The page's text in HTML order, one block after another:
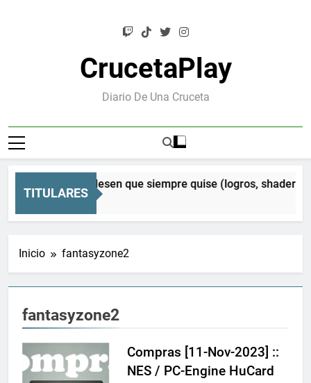
CrucetaPlay
Diario De Una Cruceta
TITULARES
Orion: el Mesen que siempre quise (logros, shaders CRT
Atrás
Inicio fantasyzone2
fantasyzone2
Compras [11-Nov-2023] ::
NES / PC-Engine HuCard